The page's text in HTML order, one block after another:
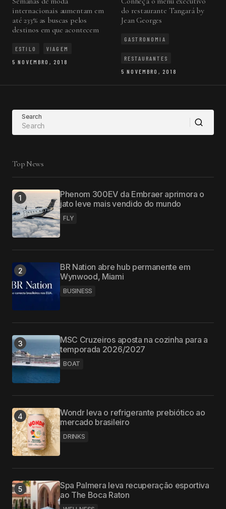
internacionais aumentam em
até 233% as buscas pelos
destinos em que acontecem
ESTILO
VIAGEM
5 NOVEMBRO, 2018
do restaurante Tangará by
Jean Georges
GASTRONOMIA
RESTAURANTES
5 NOVEMBRO, 2018
Search
Top News
Phenom 300EV da Embraer aprimora o
jato leve mais vendido do mundo
FLY
BR Nation abre hub permanente em
Wynwood, Miami
BUSINESS
MSC Cruzeiros aposta na cozinha para a
temporada 2026/2027
BOAT
Wondr leva o refrigerante prebiótico ao
mercado brasileiro
DRINKS
Spa Palmera leva recuperação esportiva
ao The Boca Raton